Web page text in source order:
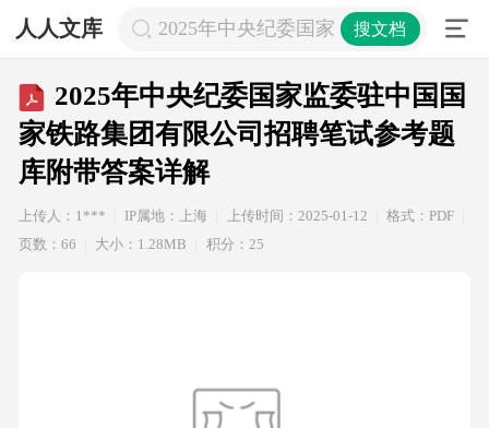
人人文库 2025年中央纪委国家监委驻中国国家
搜文档
2025年中央纪委国家监委驻中国国
家铁路集团有限公司招聘笔试参考题
库附带答案详解
上传人：1*** IP属地：上海 上传时间：2025-01-12
格式：PDF
页数：66
大小：1.28MB 积分：25